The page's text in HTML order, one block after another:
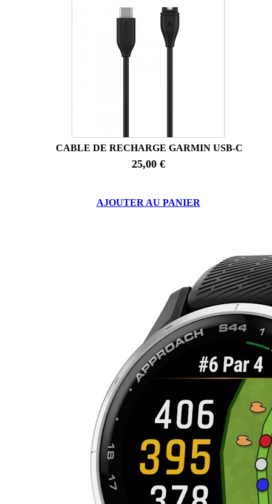
CABLE DE RECHARGE GARMIN USB-C
25,00 €
AJOUTER AU PANIER